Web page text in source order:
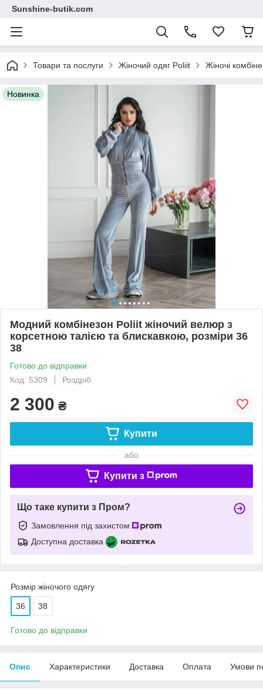
Sunshine-butik.com
Товари та послуги Жіночий одяг Poliit Жіночі
Новинка
Модний комбінезон Poliit жіночий велюр з
корсетною талією та блискавкою, розміри 36
38
Готово до відправки
Код: 5309
Роздріб
2 300 ₴
Купити
або
Купити з
Що таке купити з Пром?
Замовлення під захистом
Доступна доставка
Розмір жіночого одягу
36 38
Готово до відправки
Опис Характеристики Доставка Оплата Умови